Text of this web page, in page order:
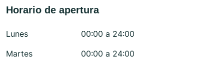
Horario de apertura
Lunes
00:00 a 24:00
Martes
00:00 a 24:00